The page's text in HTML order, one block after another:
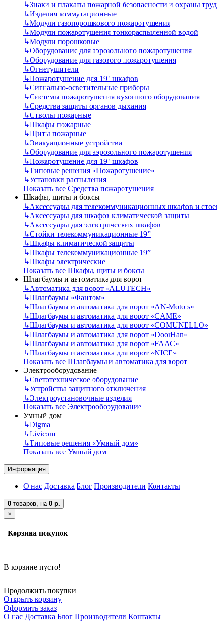
↳Знаки и плакаты пожарной безопасности и охраны
↳Изделия коммутационные
↳Модули газопорошкового пожаротушения
↳Модули пожаротушения тонкораспыленной водой
↳Модули порошковые
↳Оборудование для аэрозольного пожаротушения
↳Оборудование для газового пожаротушения
↳Огнетушители
↳Пожаротушение для 19" шкафов
↳Сигнально-осветительные приборы
↳Системы пожаротушения кухонного оборудования
↳Средства защиты органов дыхания
↳Стволы пожарные
↳Шкафы пожарные
↳Щиты пожарные
↳Эвакуационные устройства
↳Оборудование для аэрозольного пожаротушения
↳Пожаротушение для 19" шкафов
↳Типовые решения «Пожаротушение»
↳Установки распыления
Показать все Средства пожаротушения
Шкафы, щиты и боксы
↳Аксессуары для телекоммуникационных шкафов и
↳Аксессуары для шкафов климатической защиты
↳Аксессуары для электрических шкафов
↳Стойки телекоммуникационные 19”
↳Шкафы климатической защиты
↳Шкафы телекоммуникационные 19”
↳Шкафы электрические
Показать все Шкафы, щиты и боксы
Шлагбаумы и автоматика для ворот
↳Автоматика для ворот «ALUTECH»
↳Шлагбаумы «Фантом»
↳Шлагбаумы и автоматика для ворот «AN-Motors»
↳Шлагбаумы и автоматика для ворот «CAME»
↳Шлагбаумы и автоматика для ворот «COMUNELLO»
↳Шлагбаумы и автоматика для ворот «DoorHan»
↳Шлагбаумы и автоматика для ворот «FAAC»
↳Шлагбаумы и автоматика для ворот «NICE»
Показать все Шлагбаумы и автоматика для ворот
Электрооборудование
↳Светотехническое оборудование
↳Устройства защитного отключения
↳Электроустановочные изделия
Показать все Электрооборудование
Умный дом
↳Digma
↳Livicom
↳Типовые решения «Умный дом»
Показать все Умный дом
Информация
О нас Доставка Блог Производители Контакты
0 товаров, на 0 р.
×
Корзина покупок
В корзине пусто!
Продолжить покупки
Открыть корзину
Оформить заказ
О нас Доставка Блог Производители Контакты